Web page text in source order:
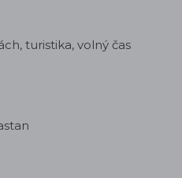
turistika, volný čas